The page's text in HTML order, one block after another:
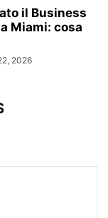
il Business
Miami: cosa
2026